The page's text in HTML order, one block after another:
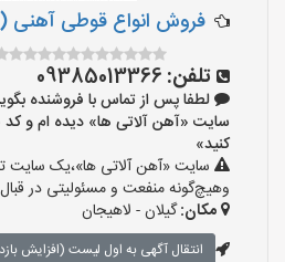
فروش انواع قوطی آهنی
تلفن: 09385013366
لطفا پس از تماس با فروشنده
کنید»
سایت «آهن آلاتی ها»،یک سایت
وهیچ‌گونه منفعت و مسئولیتی در
مکان:گیلان - لاهیجان
انتقال آگهی به اول لیست (افزایش